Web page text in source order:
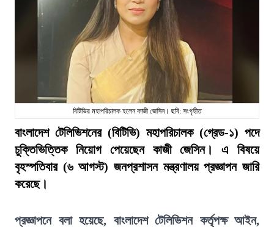
বিটিভির মহাপরিচালক হলেন কাজী জেসিন। ছবি: সংগৃহীত
বাংলাদেশ টেলিভিশনের (বিটিভি) মহাপরিচালক (গ্রেড-১) পদে
চুক্তিভিত্তিক নিয়োগ পেয়েছেন কাজী জেসিন। এ বিষয়ে
বৃহস্পতিবার (৬ আগস্ট) জনপ্রশাসন মন্ত্রণালয় প্রজ্ঞাপন জারি
করেছে।
প্রজ্ঞাপনে বলা হয়েছে, বাংলাদেশ টেলিভিশন কর্তৃপক্ষ আইন,